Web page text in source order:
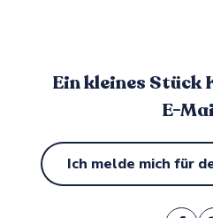
Ein kleines Stück
E-
Ich melde mich für